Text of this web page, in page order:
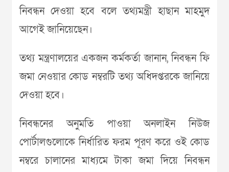
নিবন্ধন দেওয়া হবে বলে তথ্যমন্ত্রী হাছান মাহমুদ
আগেই জানিয়েছেন।
তথ্য মন্ত্রণালয়ের একজন কর্মকর্তা জানান, নিবন্ধন ফি
জমা নেওয়ার কোড নম্বরটি তথ্য অধিদপ্তরকে জানিয়ে
দেওয়া হবে।
নিবন্ধনের অনুমতি পাওয়া অনলাইন নিউজ
পোর্টালগুলোকে নির্ধারিত ফরম পূরণ করে ওই কোড
নম্বরে চালানের মাধ্যমে টাকা জমা দিয়ে নিবন্ধন